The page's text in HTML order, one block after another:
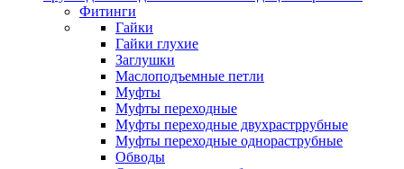
Фитинги
Гайки
Гайки глухие
Заглушки
Маслоподъемные петли
Муфты
Муфты переходные
Муфты переходные двухрастррубные
Муфты переходные однораструбные
Обводы